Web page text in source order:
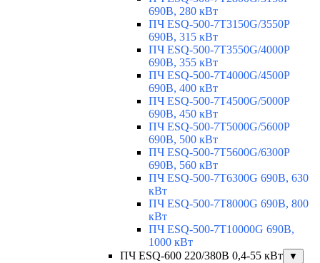
690В, 280 кВт
ПЧ ESQ-500-7T3150G/3550P
690В, 315 кВт
ПЧ ESQ-500-7T3550G/4000P
690В, 355 кВт
ПЧ ESQ-500-7T4000G/4500P
690В, 400 кВт
ПЧ ESQ-500-7T4500G/5000P
690В, 450 кВт
ПЧ ESQ-500-7T5000G/5600P
690В, 500 кВт
ПЧ ESQ-500-7T5600G/6300P
690В, 560 кВт
ПЧ ESQ-500-7T6300G 690В, 630
кВт
ПЧ ESQ-500-7T8000G 690В, 800
кВт
ПЧ ESQ-500-7T10000G 690В,
1000 кВт
ПЧ ESQ-600 220/380В 0,4-55 кВт
▼